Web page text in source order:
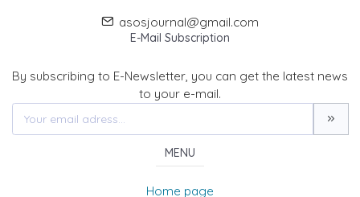
asosjournal@gmail.com
E-Mail Subscription
By subscribing to E-Newsletter, you can get the latest news
to your e-mail.
MENU
Home page